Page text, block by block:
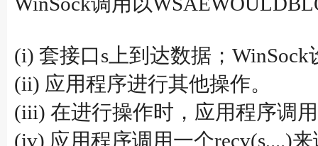
(i) 套接口s上到达数据；WinSock
(ii) 应用程序进行其他操作。
(iii) 在进行操作时，应用程序调
(iv) 应用程序调用一个recv(s,...)